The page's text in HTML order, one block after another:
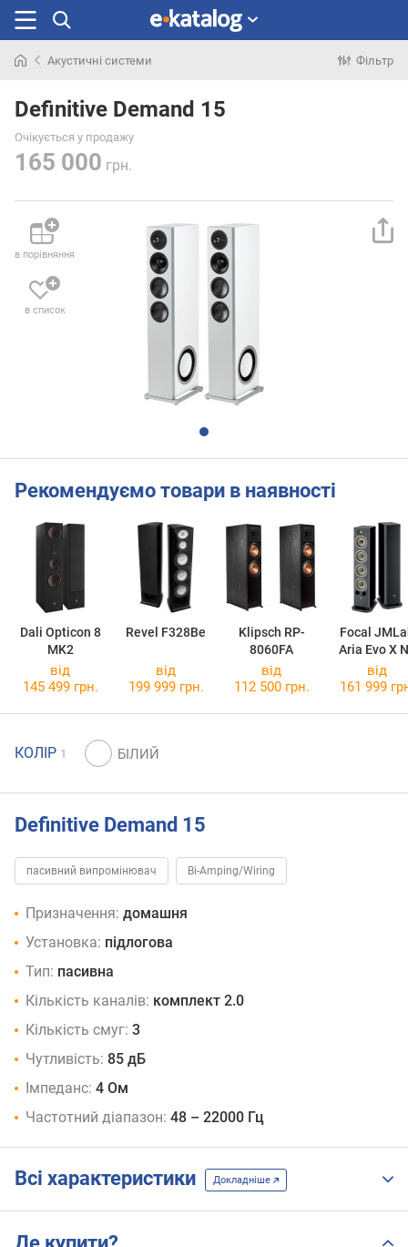
раніше
Акустичні системи Фільтр
Definitive Demand 15
Очікується у продажу
165 000 грн.
в порівняння
в список
Рекомендуємо товари в наявності
Dali Opticon 8
MK2
Revel F328Be
Klipsch RP-
8060FA
Focal
Aria Evo X
від
145 499 грн.
від
199 999 грн.
від
112 500 грн.
від
161 999
КОЛІР 1
Definitive Demand 15
пасивний випромінювач Bi-Amping/Wiring
Призначення: домашня
Установка: підлогова
Тип: пасивна
Кількість каналів: комплект 2.0
Кількість смуг: 3
Чутливість: 85 дБ
Імпеданс: 4 Ом
Частотний діапазон: 48 – 22000 Гц
Всі характеристики Докладніше